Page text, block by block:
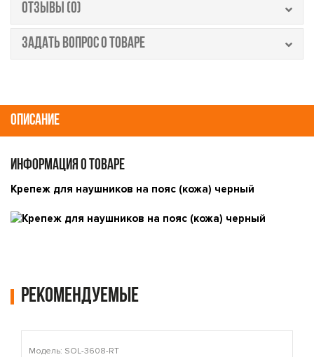
ОТЗЫВЫ (0)
ЗАДАТЬ ВОПРОС О ТОВАРЕ
ОПИСАНИЕ
ИНФОРМАЦИЯ О ТОВАРЕ
Крепеж для наушников на пояс (кожа) черный
Рекомендуемые
Модель: SOL-3608-RT